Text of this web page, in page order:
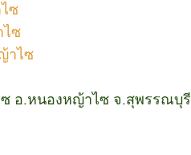
ซ
ซ
าไซ
อ.หนองหญ้าไซ จ.สุพรรณบุรี